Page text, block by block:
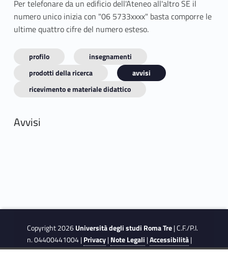
Per telefonare da un edificio dell'Ateneo all'altro SE il
numero unico inizia con "06 5733xxxx" basta comporre le
ultime quattro cifre del numero esteso.
profilo
insegnamenti
prodotti della ricerca
avvisi
ricevimento e materiale didattico
Avvisi
Copyright 2026Università degli studi Roma Tre| C.F./P.I.
n. 04400441004 |Privacy|Note Legali |Accessibilità|